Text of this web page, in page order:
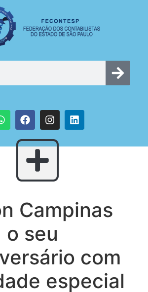
Campinas
seu
com
especial